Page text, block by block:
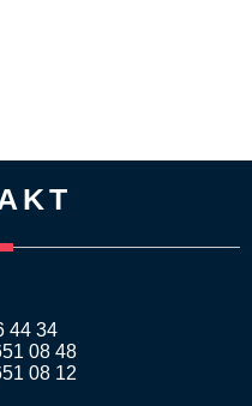
44 34
08 48
08 12